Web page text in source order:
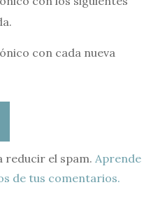
con cada nueva
reducir el spam. Aprende
de tus comentarios.